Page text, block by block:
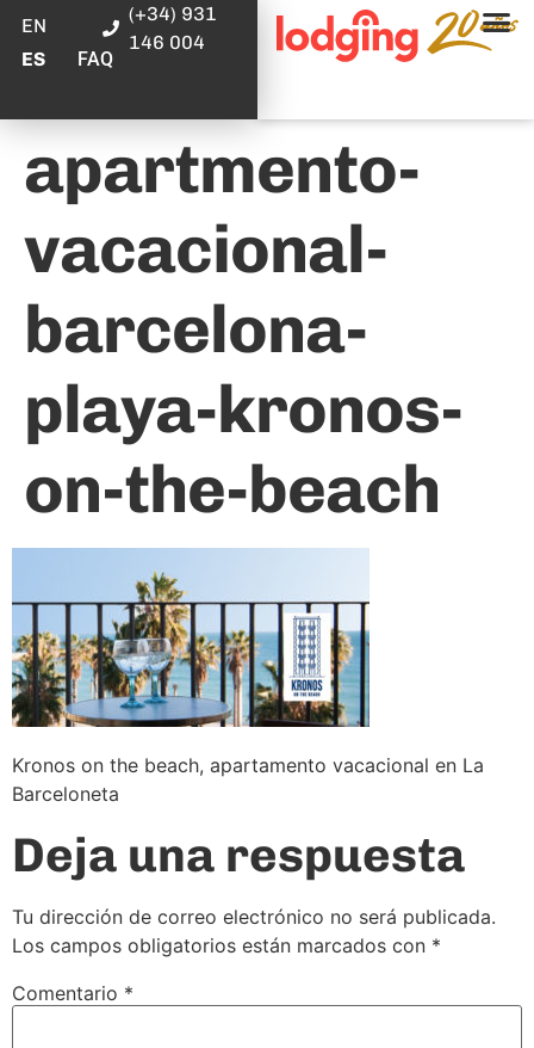
EN
ES
FAQ
(+34) 931
146 004
apartmento-
vacacional-
barcelona-
playa-kronos-
on-the-beach
Kronos on the beach, apartamento vacacional en La
Barceloneta
Deja una respuesta
Tu dirección de correo electrónico no será publicada.
Los campos obligatorios están marcados con *
Comentario *